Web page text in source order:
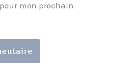
mon prochain